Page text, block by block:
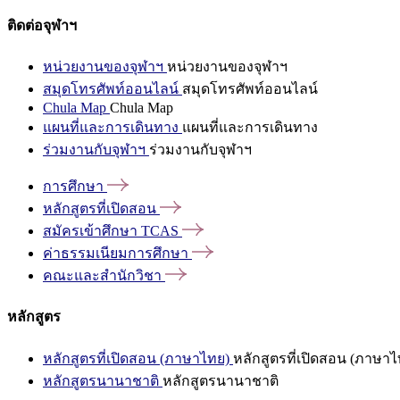
ติดต่อจุฬาฯ
หน่วยงานของจุฬาฯ หน่วยงานของจุฬาฯ
สมุดโทรศัพท์ออนไลน์ สมุดโทรศัพท์ออนไลน์
Chula Map Chula Map
แผนที่และการเดินทาง แผนที่และการเดินทาง
ร่วมงานกับจุฬาฯ ร่วมงานกับจุฬาฯ
การศึกษา
หลักสูตรที่เปิดสอน
สมัครเข้าศึกษา TCAS
ค่าธรรมเนียมการศึกษา
คณะและสำนักวิชา
หลักสูตร
หลักสูตรที่เปิดสอน (ภาษาไทย) หลักสูตรที่เปิดสอน (ภาษาไ
หลักสูตรนานาชาติ หลักสูตรนานาชาติ